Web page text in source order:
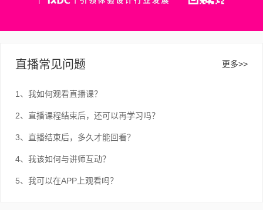
直播常见问题 更多>>
1、我如何观看直播课？
2、直播课程结束后，还可以再学习吗？
3、直播结束后，多久才能回看？
4、我该如何与讲师互动？
5、我可以在APP上观看吗？